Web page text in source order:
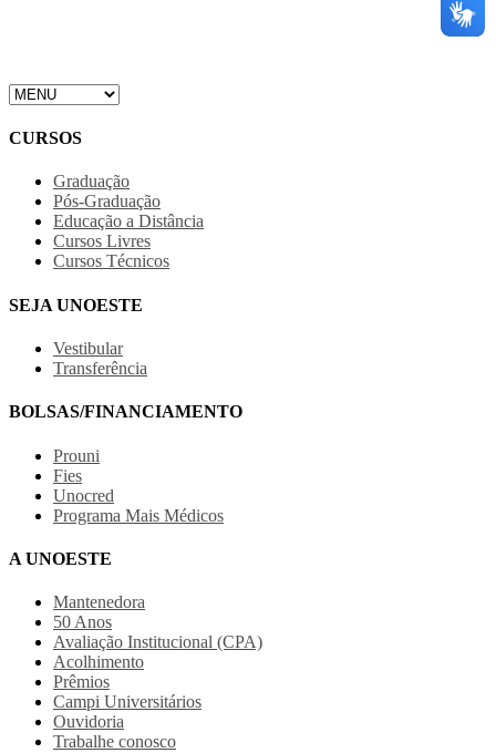
CURSOS
Graduação
Pós-Graduação
Educação a Distância
Cursos Livres
Cursos Técnicos
SEJA UNOESTE
Vestibular
Transferência
BOLSAS/FINANCIAMENTO
Prouni
Fies
Unocred
Programa Mais Médicos
A UNOESTE
Mantenedora
50 Anos
Avaliação Institucional (CPA)
Acolhimento
Prêmios
Campi Universitários
Ouvidoria
Trabalhe conosco